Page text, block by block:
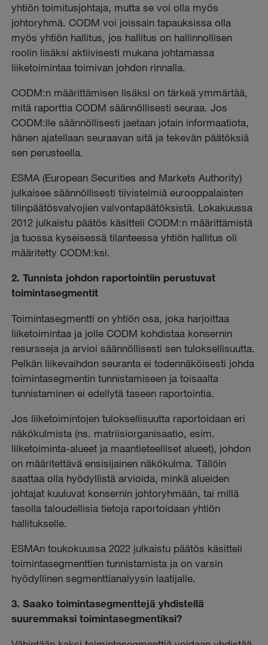
yhtiön toimitusjohtaja, mutta se voi olla myös
johtoryhmä. CODM voi joissain tapauksissa olla
myös yhtiön hallitus, jos hallitus on hallinnollisen
roolin lisäksi aktiivisesti mukana johtamassa
liiketoimintaa toimivan johdon rinnalla.
CODM:n määrittämisen lisäksi on tärkeä ymmärtää,
mitä raporttia CODM säännöllisesti seuraa. Jos
CODM:lle säännöllisesti jaetaan jotain informaatiota,
hänen ajatellaan seuraavan sitä ja tekevän päätöksiä
sen perusteella.
ESMA (European Securities and Markets Authority)
julkaisee säännöllisesti tiivistelmiä eurooppalaisten
tilinpäätösvalvojien valvontapäätöksistä. Lokakuussa
2012 julkaistu päätös käsitteli CODM:n määrittämistä
ja tuossa kyseisessä tilanteessa yhtiön hallitus oli
määritetty CODM:ksi.
2. Tunnista johdon raportointiin perustuvat
toimintasegmentit
Toimintasegmentti on yhtiön osa, joka harjoittaa
liiketoimintaa ja jolle CODM kohdistaa konsernin
resursseja ja arvioi säännöllisesti sen tuloksellisuutta.
Pelkän liikevaihdon seuranta ei todennäköisesti johda
toimintasegmentin tunnistamiseen ja toisaalta
tunnistaminen ei edellytä taseen raportointia.
Jos liiketoimintojen tuloksellisuutta raportoidaan eri
näkökulmista (ns. matriisiorganisaatio, esim.
liiketoiminta-alueet ja maantieteelliset alueet), johdon
on määritettävä ensisijainen näkökulma. Tällöin
saattaa olla hyödyllistä arvioida, minkä alueiden
johtajat kuuluvat konsernin johtoryhmään, tai millä
tasolla taloudellisia tietoja raportoidaan yhtiön
hallitukselle.
ESMAn toukokuussa 2022 julkaistu päätös käsitteli
toimintasegmenttien tunnistamista ja on varsin
hyödyllinen segmenttianalyysin laatijalle.
3. Saako toimintasegmenttejä yhdistellä
suuremmaksi toimintasegmentiksi?